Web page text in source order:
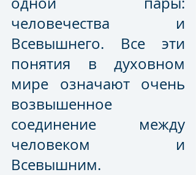
человечества и
Всевышнего. Все эти
понятия в духовном
мире означают очень
возвышенное
соединение между
человеком и
Всевышним.